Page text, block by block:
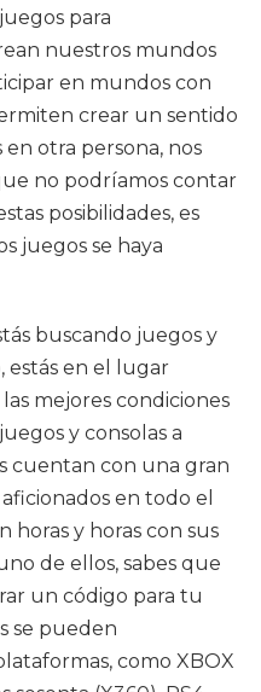
para
nuestros mundos
en mundos con
crear un sentido
otra persona, nos
no podríamos contar
posibilidades, es
juegos se haya
buscando juegos y
estás en el lugar
mejores condiciones
y consolas a
cuentan con una gran
en todo el
horas y horas con sus
de ellos, sabes que
un código para tu
se pueden
como XBOX